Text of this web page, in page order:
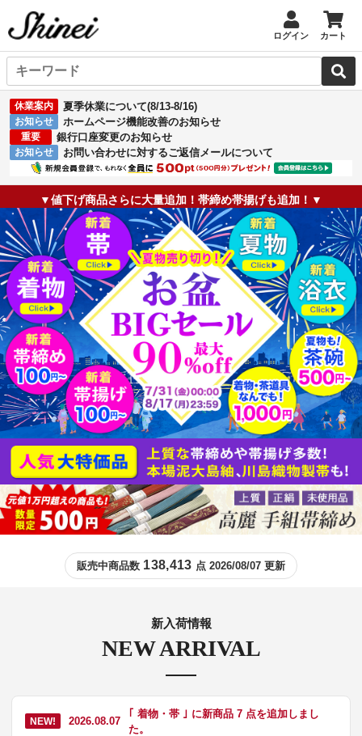
ログイン カート
休業案内 夏季休業について(8/13-8/16)
お知らせ ホームページ機能改善のお知らせ
重要 銀行口座変更のお知らせ
お知らせ お問い合わせに対するご返信メールについて
▼値下げ商品さらに大量追加！帯締め帯揚げも追加！▼
販売中商品数 138,413 点 2026/08/07 更新
NEW ARRIVAL
新入荷情報
NEW! 2026.08.07
｢ 着物・帯 ｣ に新商品 7 点を追加しまし
た。